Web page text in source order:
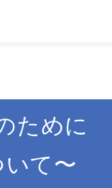
ために
て〜